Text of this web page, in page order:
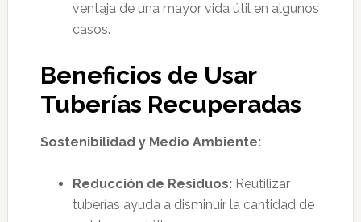
ventaja de una mayor vida útil en algunos
casos.
Beneficios de Usar
Tuberías Recuperadas
Sostenibilidad y Medio Ambiente:
Reducción de Residuos:Reutilizar
tuberías ayuda a disminuir la cantidad de